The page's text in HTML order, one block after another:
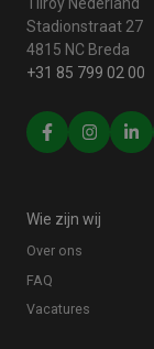
Stadionstraat 27
4815 NC Breda
+31 85 799 02 00
Wie zijn wij
Over ons
FAQ
Vacatures